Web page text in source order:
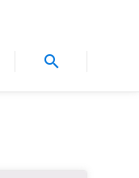
search